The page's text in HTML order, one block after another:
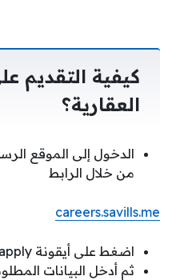
كيفية التقديم
العقارية؟
الدخول إلى الموقع
من خلال الرابط
careers.savills.me
اضغط على أيقونة apply
ثم أدخل البيانات